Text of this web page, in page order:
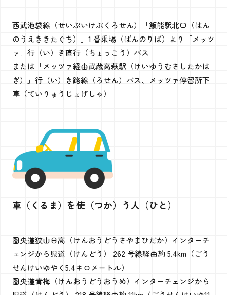
西武池袋線（せいぶいけぶくろせん）「飯能駅北口（はん
のうえききたぐち）」1 番乗場（ばんのりば）より「メッツ
ァ」行（い）き直行（ちょっこう）バス
または「メッツァ経由武蔵高萩駅（けいゆうむさしたかは
ぎ）」行（い）き路線（ろせん）バス、メッツァ停留所下
車（ていりゅうじょげしゃ）
車（くるま）を使（つか）う人（ひと）
圏央道狭山日高（けんおうどうさやまひだか）インターチ
ェンジから県道（けんどう） 262 号線経由約 5.4km（ごう
せんけいゆやく5.4キロメートル）
圏央道青梅（けんおうどうおうめ）インターチェンジから